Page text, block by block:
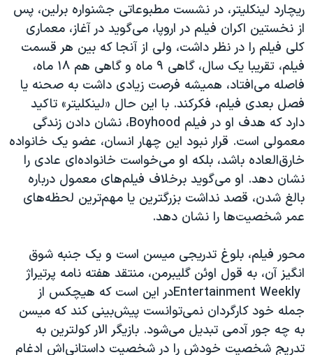
ریچارد لینکلیتر، در نشست مطبوعاتی جشنواره برلین، پس
از نخستین اکران فیلم در اروپا، می‌گوید در آغاز، معماری
کلی فیلم را در نظر داشت، ولی از آنجا که بین هر قسمت
فیلم، تقریبا یک سال، گاهی ۹ ماه و گاهی هم ۱۸ ماه،
فاصله می‌افتاد، همیشه فرصت زیادی داشت به صحنه یا
فصل بعدی فیلم، فکرکند. با این حال «لینکلیتر» تاکید
دارد که هدف او در فیلم Boyhood، نشان دادن زندگی
معمولی است. قرار نبود این چهار انسان، عضو یک خانواده
خارق‌العاده باشد، بلکه او می‌خواست خانواده‌ای عادی را
نشان دهد. او می‌گوید برخلاف فیلم‌های معمول درباره
بالغ شدن، قصد نداشت بزرگترین یا مهم‌ترین لحظه‌های
عمر شخصیت‌ها را نشان دهد.
محور فیلم، بلوغ تدریجی میسن است و یک جنبه شوق
انگیز آن، به قول اوئن گلیبرمن، منتقد هفته نامه پرتیراژ
Entertainment Weeklyدر این است که هیچکس از
جمله خود کارگردان نمی‌توانست پیش‌بینی کند که میسن
به چه جور آدمی تبدیل می‌شود. بازیگر الار کولترین به
تدریج شخصیت خودش را در شخصیت داستانی‌اش ادغام